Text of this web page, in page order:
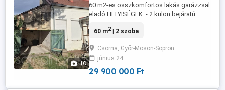
10
60 m2-es összkomfortos lakás garázzsal
eladó HELYISÉGEK: - 2 külön bejáratú
fürdőben zuhanyzó, külön helyiségben a
tégla épület - tető felújítása, szigetelése
2018-ban - fűtés és meleg víz gázcirkó
által - részben műanyag nyílászárók
60 m2| 2 szoba
Csorna, Győr-Moson-Sopron
június 24
29 900 000 Ft